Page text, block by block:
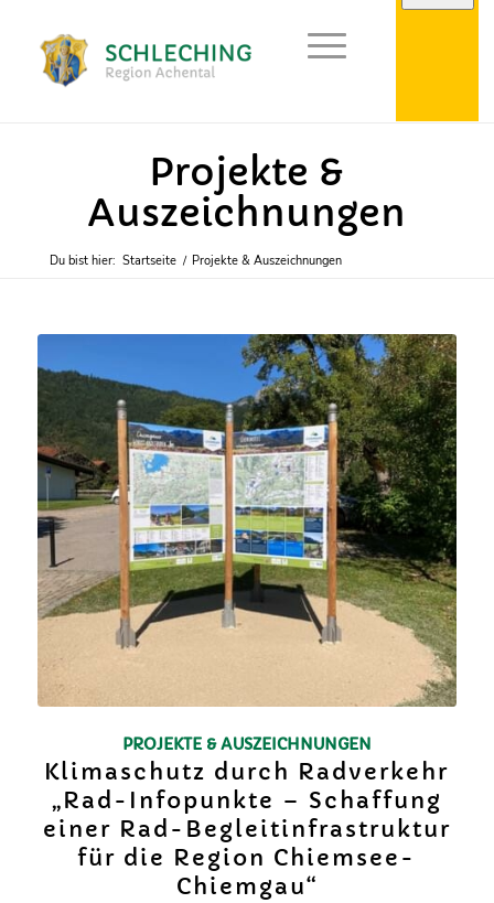
Du bist hier: Startseite / Projekte & Auszeichnungen
Projekte &
Auszeichnungen
PROJEKTE & AUSZEICHNUNGEN
Klimaschutz durch Radverkehr
„Rad-Infopunkte – Schaffung
einer Rad-Begleitinfrastruktur
für die Region Chiemsee-
Chiemgau“